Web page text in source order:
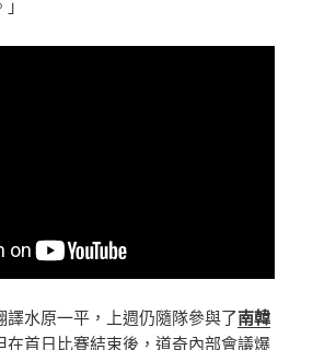
譯水原一平，上週仍隨隊參與了南韓
在首日比賽結束後，道奇內部會議爆